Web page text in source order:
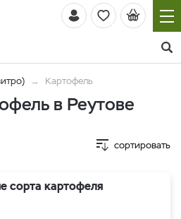
Картофель
в Реутове
сортировать
сорта картофеля